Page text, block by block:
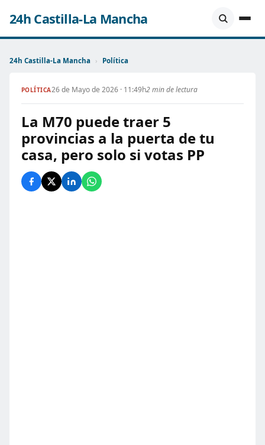
24h Castilla-La Mancha
24h Castilla-La Mancha › Política
POLÍTICA26 de Mayo de 2026 · 11:49h2 min de lectura
La M70 puede traer 5
provincias a la puerta de tu
casa, pero solo si votas PP